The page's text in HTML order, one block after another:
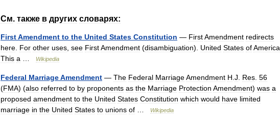
См. также в других словарях:
FirstAmendment to the United States Constitution — FirstAmendment redirects
here For other uses see FirstAmendment (disambiguation). United States ofAmerica
This a Wikipedia
Federal MarriageAmendment — The Federal MarriageAmendment H J Res 56
(FMA) (also referred to by proponents as the Marriage Protection Amendment) was a
proposed amendment to the United States Constitution which would have limited
marriage in the United States to unions of Wikipedia